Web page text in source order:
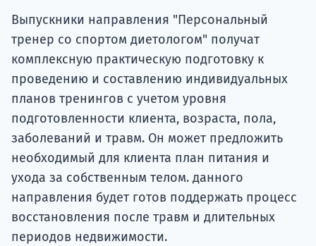
Выпускники направления "Персональный
тренер со спортом диетологом" получат
комплексную практическую подготовку к
проведению и составлению индивидуальных
планов тренингов с учетом уровня
подготовленности клиента, возраста, пола,
заболеваний и травм. Он может предложить
необходимый для клиента план питания и
ухода за собственным телом. данного
направления будет готов поддержать процесс
восстановления после травм и длительных
периодов недвижимости.